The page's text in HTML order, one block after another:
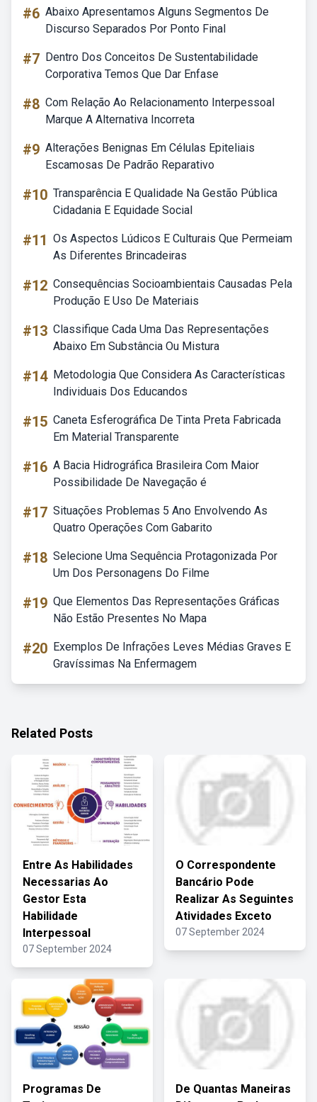
#6 Abaixo Apresentamos Alguns Segmentos De
Discurso Separados Por Ponto Final
#7 Dentro Dos Conceitos De Sustentabilidade
Corporativa Temos Que Dar Enfase
#8 Com Relação Ao Relacionamento Interpessoal
Marque A Alternativa Incorreta
#9 Alterações Benignas Em Células Epiteliais
Escamosas De Padrão Reparativo
#10 Transparência E Qualidade Na Gestão Pública
Cidadania E Equidade Social
#11 Os Aspectos Lúdicos E Culturais Que Permeiam
As Diferentes Brincadeiras
#12 Consequências Socioambientais Causadas Pela
Produção E Uso De Materiais
#13 Classifique Cada Uma Das Representações
Abaixo Em Substância Ou Mistura
#14 Metodologia Que Considera As Características
Individuais Dos Educandos
#15 Caneta Esferográfica De Tinta Preta Fabricada
Em Material Transparente
#16 A Bacia Hidrográfica Brasileira Com Maior
Possibilidade De Navegação é
#17 Situações Problemas 5 Ano Envolvendo As
Quatro Operações Com Gabarito
#18 Selecione Uma Sequência Protagonizada Por
Um Dos Personagens Do Filme
#19 Que Elementos Das Representações Gráficas
Não Estão Presentes No Mapa
#20 Exemplos De Infrações Leves Médias Graves E
Gravíssimas Na Enfermagem
Related Posts
Entre As Habilidades
Necessarias Ao
Gestor Esta
Habilidade
Interpessoal
07 September 2024
O Correspondente
Bancário Pode
Realizar As Seguintes
Atividades Exceto
07 September 2024
Programas De
De Quantas Maneiras